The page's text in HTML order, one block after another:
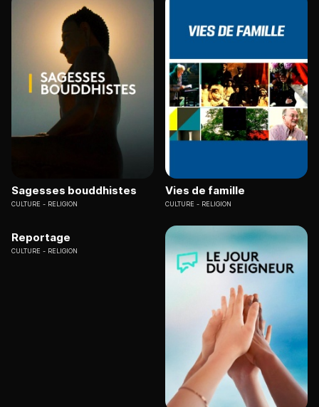
Sagesses bouddhistes
CULTURE RELIGION
Vies de famille
CULTURE RELIGION
Reportage
CULTURE RELIGION